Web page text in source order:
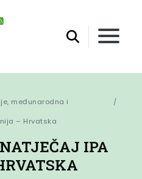
međunarodna i
– Hrvatska
IPA